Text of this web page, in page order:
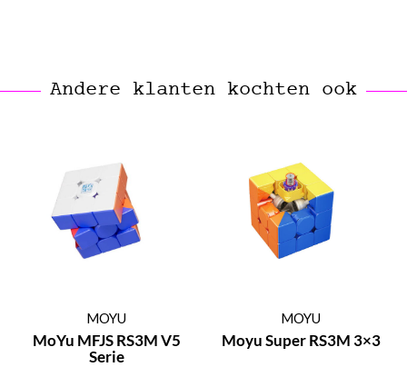
Andere klanten kochten ook
MOYU
MoYu MFJS RS3M V5
Serie
MOYU
Moyu Super RS3M 3×3